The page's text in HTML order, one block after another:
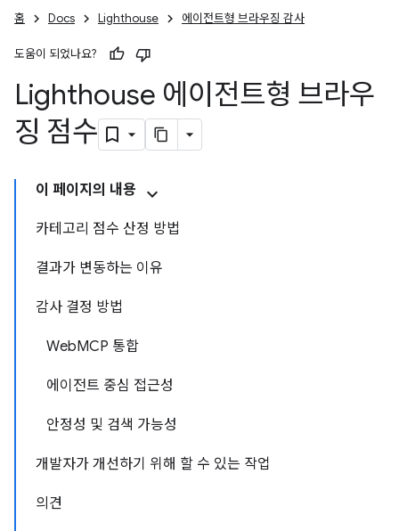
홈 Docs Lighthouse 에이전트형 브라우징 감사
도움이 되었나요?
Lighthouse 에이전트형 브라우
징 점수
이 페이지의 내용
카테고리 점수 산정 방법
결과가 변동하는 이유
감사 결정 방법
WebMCP 통합
에이전트 중심 접근성
안정성 및 검색 가능성
개발자가 개선하기 위해 할 수 있는 작업
의견